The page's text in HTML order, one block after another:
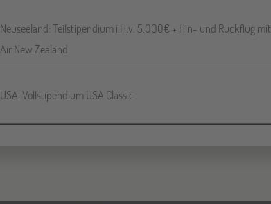
Neuseeland: Teilstipendium i.H.v. 5.000€ + Hin- und Rückflug mit
Air New Zealand
USA: Vollstipendium USA Classic